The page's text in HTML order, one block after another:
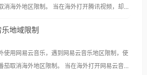
外地区限制。 当在海外打开腾讯视频，却突
澳门、台湾、美国、加拿
他音乐平台一样，出现地区及版权限制问题，且
国大陆地区播放。 遇到这个问题的朋友们，
地域限制
使用网易云音乐，遇到网易云音乐地区限制，使
取消海外地区限制。 当在海外打开网易云音